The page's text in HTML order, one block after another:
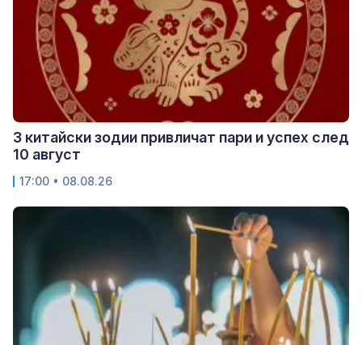
3 китайски зодии привличат пари и успех след
10 август
17:00 • 08.08.26